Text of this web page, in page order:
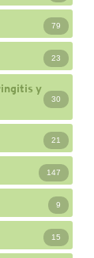
79
23
y
30
21
147
9
15